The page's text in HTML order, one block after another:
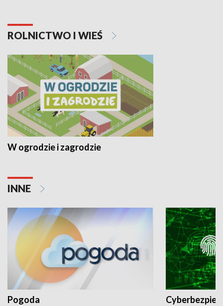
ROLNICTWO I WIEŚ
W ogrodzie i zagrodzie
INNE
Pogoda